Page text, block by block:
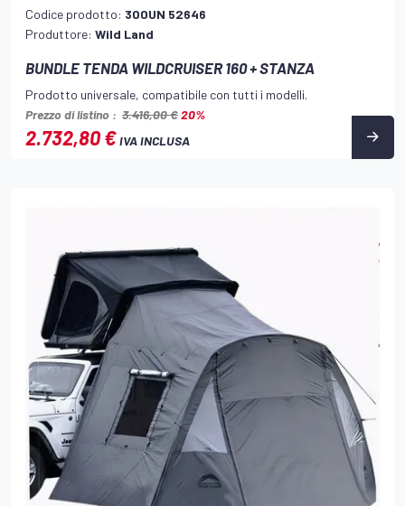
Codice prodotto: 300UN 52646
Produttore: Wild Land
BUNDLE TENDA WILDCRUISER 160 + STANZA
Prodotto universale, compatibile con tutti i modelli.
Prezzo di listino : 3.416,00 €20%
2.732,80 €IVA INCLUSA